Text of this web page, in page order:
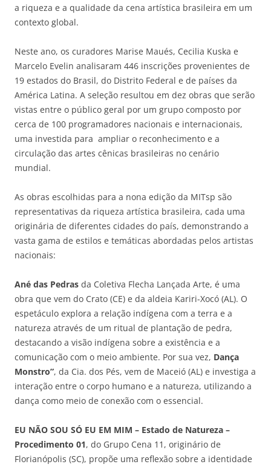
a riqueza e a qualidade da cena artística brasileira em um
contexto global.
Neste ano, os curadores Marise Maués, Cecilia Kuska e
Marcelo Evelin analisaram 446 inscrições provenientes de
19 estados do Brasil, do Distrito Federal e de países da
América Latina. A seleção resultou em dez obras que serão
vistas entre o público geral por um grupo composto por
cerca de 100 programadores nacionais e internacionais,
uma investida para ampliar o reconhecimento e a
circulação das artes cênicas brasileiras no cenário
mundial.
As obras escolhidas para a nona edição da MITsp são
representativas da riqueza artística brasileira, cada uma
originária de diferentes cidades do país, demonstrando a
vasta gama de estilos e temáticas abordadas pelos artistas
nacionais:
Ané das Pedras da Coletiva Flecha Lançada Arte, é uma
obra que vem do Crato (CE) e da aldeia Kariri-Xocó (AL). O
espetáculo explora a relação indígena com a terra e a
natureza através de um ritual de plantação de pedra,
destacando a visão indígena sobre a existência e a
comunicação com o meio ambiente. Por sua vez, Dança
Monstro”, da Cia. dos Pés, vem de Maceió (AL) e investiga a
interação entre o corpo humano e a natureza, utilizando a
dança como meio de conexão com o essencial.
EU NÃO SOU SÓ EU EM MIM – Estado de Natureza –
Procedimento 01, do Grupo Cena 11, originário de
Florianópolis (SC), propõe uma reflexão sobre a identidade